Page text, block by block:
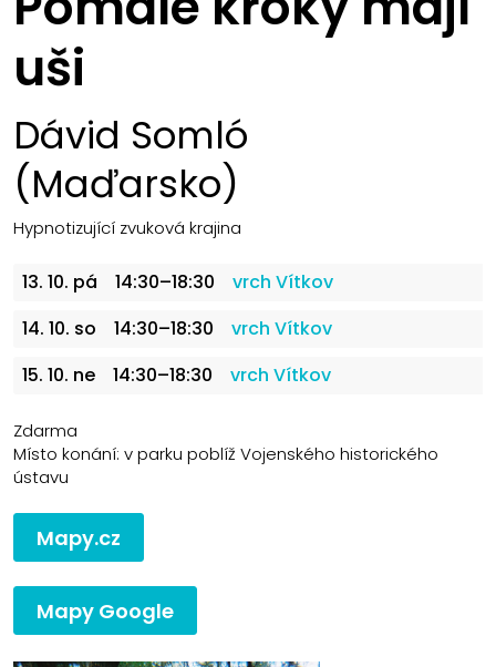
uši
Dávid Somló
(Maďarsko)
Hypnotizující zvuková krajina
13. 10. pá 14:30–18:30
vrch Vítkov
14. 10. so
14:30–18:30
vrch Vítkov
15. 10. ne
14:30–18:30 vrch Vítkov
Zdarma
Místo konání: v parku poblíž Vojenského historického
ústavu
Mapy.cz
Mapy Google